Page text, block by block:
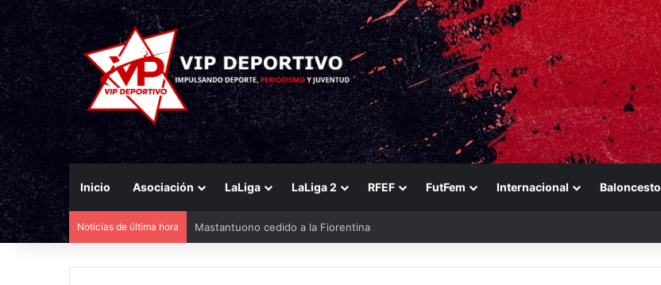
Inicio Asociación LaLiga LaLiga 2 RFEF FutFem Internacional Baloncesto
Noticias de última hora Mastantuono cedido a la Fiorentina